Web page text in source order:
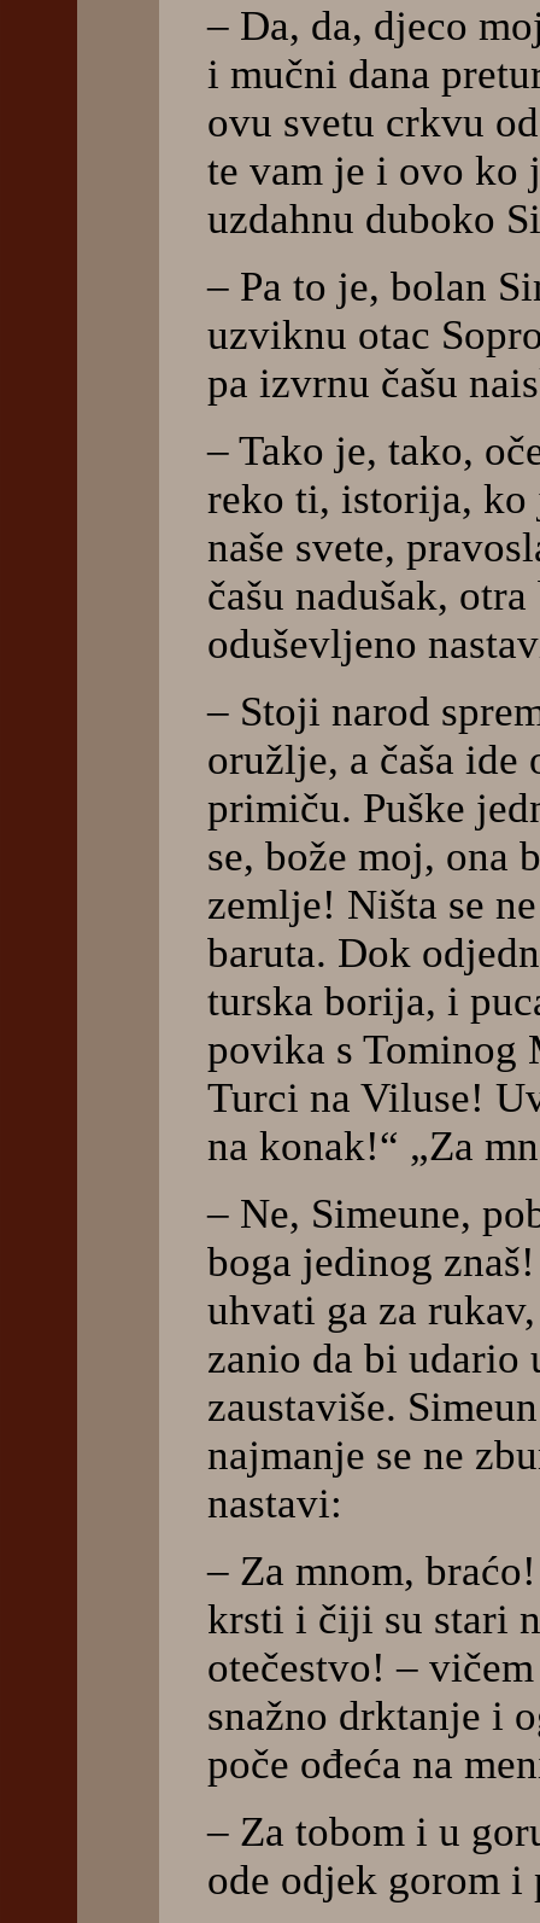
– Da, da, djeco
i mučni dana
ovu svetu crkvu
te vam je i ovo ko
uzdahnu duboko
– Pa to je, bolan
uzviknu otac
pa izvrnu čašu
– Tako je, tako,
reko ti, istorija, ko
naše svete,
čašu nadušak,
oduševljeno
– Stoji narod
oružlje, a čaša ide
primiču. Puške
se, bože moj, ona
zemlje! Ništa se
baruta. Dok
turska borija, i
povika s Tominog
Turci na Viluse!
na konak!“ „Za
– Ne, Simeune,
boga jedinog
uhvati ga za
zanio da bi udario
zaustaviše.
najmanje se ne
nastavi:
– Za mnom,
krsti i čiji su stari
otečestvo! –
snažno drktanje i
poče ođeća na
– Za tobom i u
ode odjek gorom